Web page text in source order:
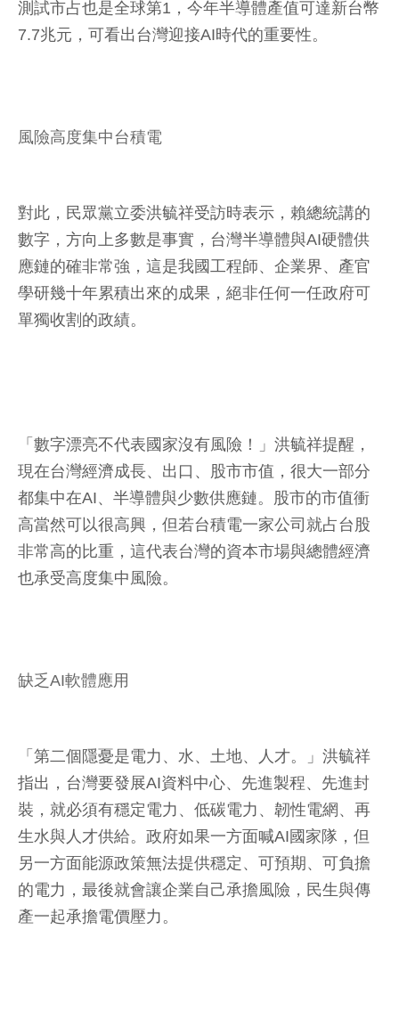
測試市占也是全球第1，今年半導體產值可達新台幣
7.7兆元，可看出台灣迎接AI時代的重要性。
風險高度集中台積電
對此，民眾黨立委洪毓祥受訪時表示，賴總統講的
數字，方向上多數是事實，台灣半導體與AI硬體供
應鏈的確非常強，這是我國工程師、企業界、產官
學研幾十年累積出來的成果，絕非任何一任政府可
單獨收割的政績。
「數字漂亮不代表國家沒有風險！」洪毓祥提醒，
現在台灣經濟成長、出口、股市市值，很大一部分
都集中在AI、半導體與少數供應鏈。股市的市值衝
高當然可以很高興，但若台積電一家公司就占台股
非常高的比重，這代表台灣的資本市場與總體經濟
也承受高度集中風險。
缺乏AI軟體應用
「第二個隱憂是電力、水、土地、人才。」洪毓祥
指出，台灣要發展AI資料中心、先進製程、先進封
裝，就必須有穩定電力、低碳電力、韌性電網、再
生水與人才供給。政府如果一方面喊AI國家隊，但
另一方面能源政策無法提供穩定、可預期、可負擔
的電力，最後就會讓企業自己承擔風險，民生與傳
產一起承擔電價壓力。